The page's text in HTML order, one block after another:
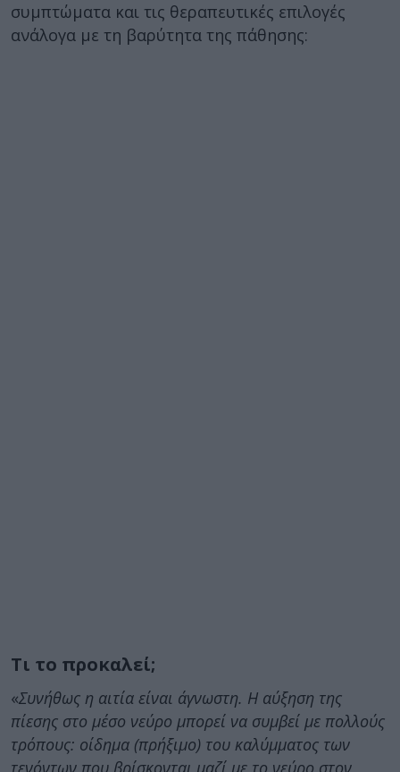
συμπτώματα και τις θεραπευτικές επιλογές
ανάλογα με τη βαρύτητα της πάθησης:
Τι το προκαλεί;
«Συνήθως η αιτία είναι άγνωστη. Η αύξηση της
πίεσης στο μέσο νεύρο μπορεί να συμβεί με πολλούς
τρόπους: οίδημα (πρήξιμο) του καλύμματος των
τενόντων που βρίσκονται μαζί με το νεύρο στον